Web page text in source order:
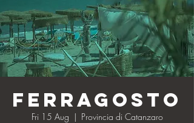
FERRAGOSTO
Fri 15 Aug
  |
Provincia di Catanzaro